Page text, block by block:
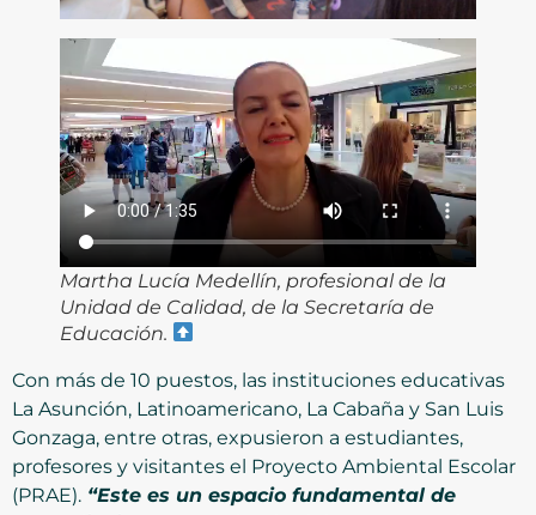
Martha Lucía Medellín, profesional de la
Unidad de Calidad, de la Secretaría de
Educación.
Con más de 10 puestos, las instituciones educativas
La Asunción, Latinoamericano, La Cabaña y San Luis
Gonzaga, entre otras, expusieron a estudiantes,
profesores y visitantes el Proyecto Ambiental Escolar
(PRAE). “Este es un espacio fundamental de